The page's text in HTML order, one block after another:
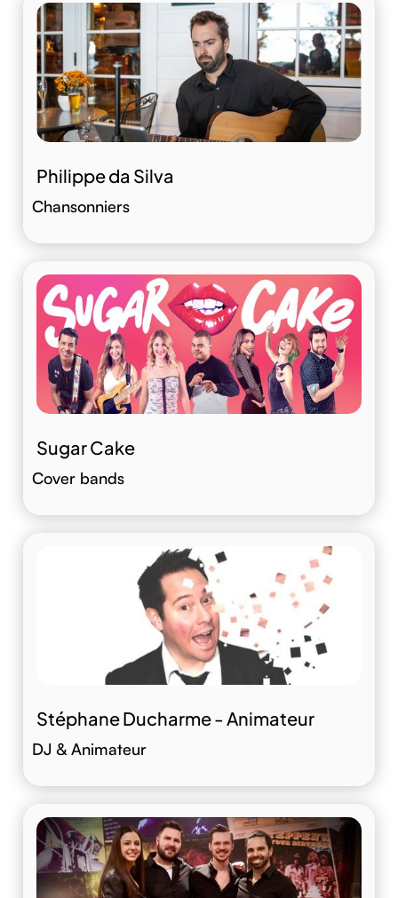
Philippe da Silva
Chansonniers
Sugar Cake
Cover bands
Stéphane Ducharme - Animateur
DJ & Animateur